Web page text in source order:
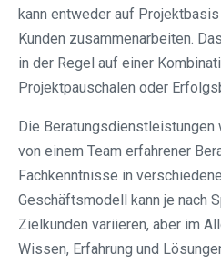
kann entweder auf
Kunden zusammenarbeiten.
in der Regel auf einer
Projektpauschalen oder
Die
von einem Team erfahrener
Fachkenntnisse in
Geschäftsmodell kann je nach
Zielkunden variieren, aber im
Wissen, Erfahrung und